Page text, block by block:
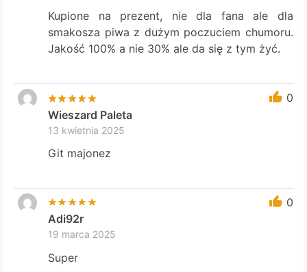
Kupione na prezent, nie dla fana ale dla
smakosza piwa z dużym poczuciem chumoru.
Jakość 100% a nie 30% ale da się z tym żyć.
0
Wieszard Paleta
13 kwietnia 2025
Git majonez
0
Adi92r
19 marca 2025
Super